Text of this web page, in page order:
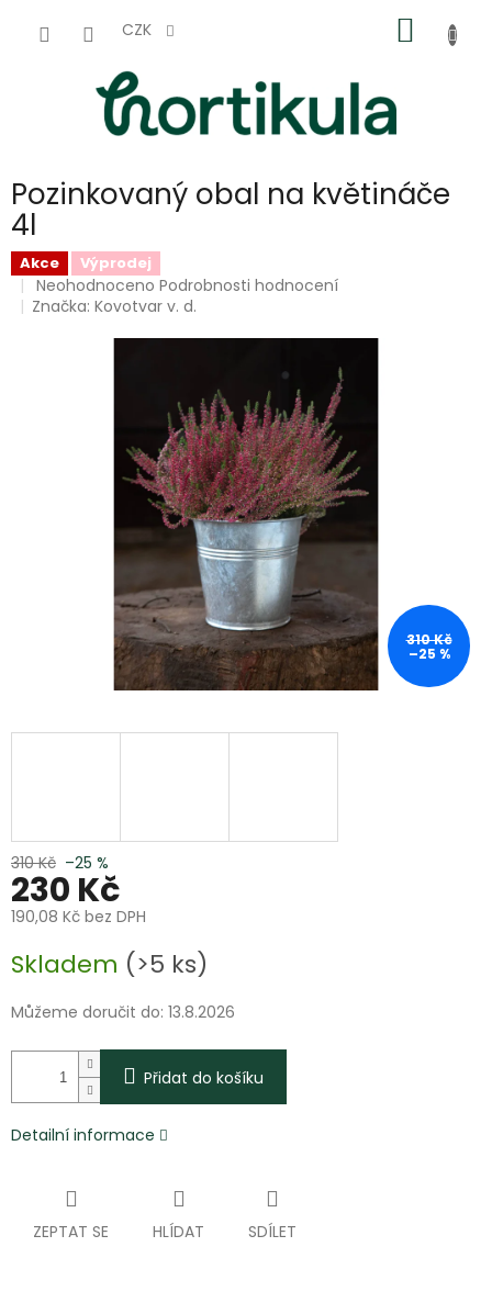
CZK
KOŠÍK
Pozinkovaný obal na květináče
4l
Akce Výprodej
Průměrné
hodnocení
Neohodnoceno Podrobnosti hodnocení
Značka:Kovotvar v. d.
310 Kč
–25 %
310 Kč –25 %
230 Kč
190,08 Kč bez DPH
cena:
Skladem (>5 ks)
Můžeme doručit do: 13.8.2026
Přidat do košíku
Detailní informace
ZEPTAT SE HLÍDAT SDÍLET